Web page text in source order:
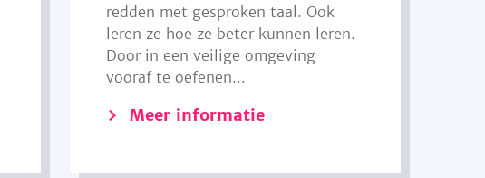
redden met gesproken taal. Ook
leren ze hoe ze beter kunnen leren.
Door in een veilige omgeving
vooraf te oefenen...
Meer informatie